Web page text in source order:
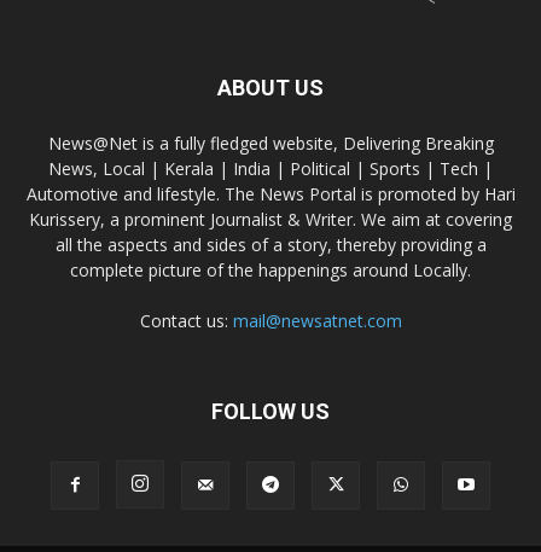
ABOUT US
News@Net is a fully fledged website, Delivering Breaking
News, Local | Kerala | India | Political | Sports | Tech |
Automotive and lifestyle. The News Portal is promoted by Hari
Kurissery, a prominent Journalist & Writer. We aim at covering
all the aspects and sides of a story, thereby providing a
complete picture of the happenings around Locally.
Contact us: mail@newsatnet.com
FOLLOW US